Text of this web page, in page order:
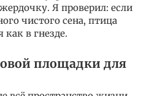
Я проверил: если
чистого сена, птица
как в гнезде.
площадки для